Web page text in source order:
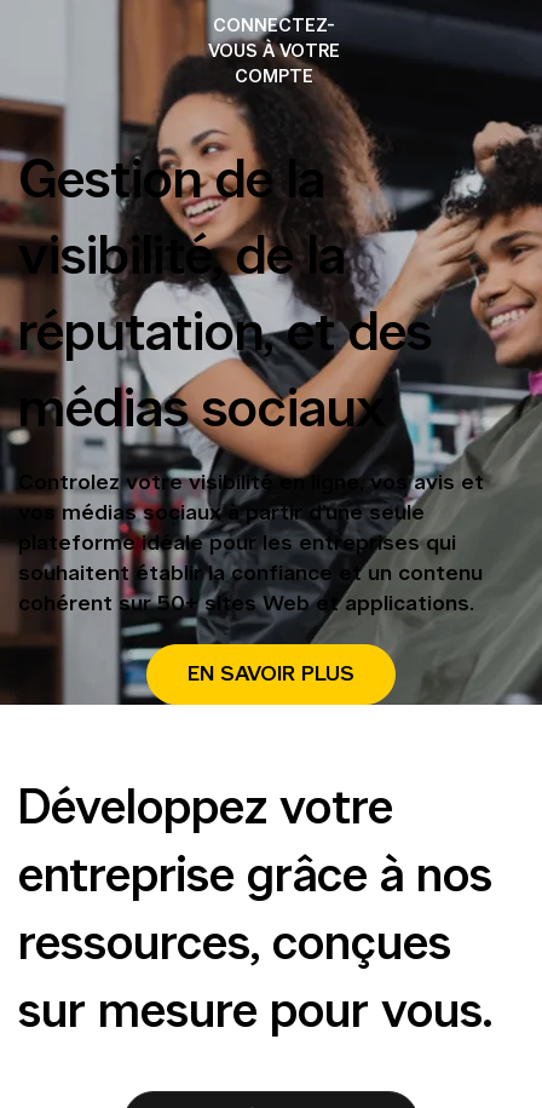
CONNECTEZ-
VOUS À VOTRE
COMPTE
Gestion de la
visibilité, de la
réputation, et des
médias sociaux
Controlez votre visibilité en ligne, vos avis et
vos médias sociaux à partir d’une seule
plateforme idéale pour les entreprises qui
souhaitent établir la confiance et un contenu
cohérent sur 50+ sites Web et applications.
EN SAVOIR PLUS
Développez votre
entreprise grâce à nos
ressources, conçues
sur mesure pour vous.